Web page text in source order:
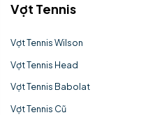
Vợt Tennis
Vợt Tennis Wilson
Vợt Tennis Head
Vợt Tennis Babolat
Vợt Tennis Cũ